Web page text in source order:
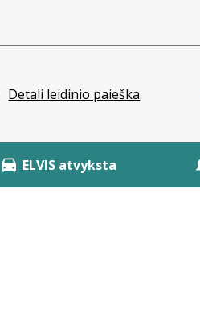
Detali leidinio paieška
ELVIS atvyksta